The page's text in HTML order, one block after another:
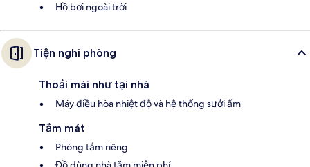
Hồ bơi ngoài trời
Tiện nghi phòng
Thoải mái như tại nhà
Máy điều hòa nhiệt độ và hệ thống sưởi ấm
Tắm mát
Phòng tắm riêng